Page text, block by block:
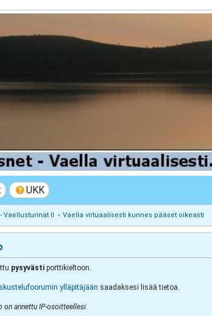
- Vaellusturinat II
ja Lapista
UKK
Vaellusturinat II Vaella virtuaalisesti kunnes pääset oikeasti
pysyvästi porttikieltoon.
ylläpitäjään saadaksesi lisää tietoa.
on annettu IP-osoitteellesi.